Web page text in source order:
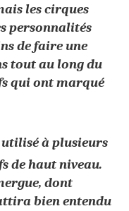
les cirques
personnalités
de faire une
tout au long du
qui ont marqué
à plusieurs
de haut niveau.
dont
bien entendu